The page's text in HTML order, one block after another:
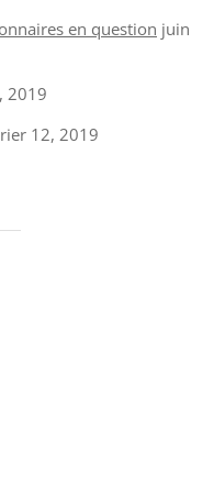
en question juin
2019
12, 2019